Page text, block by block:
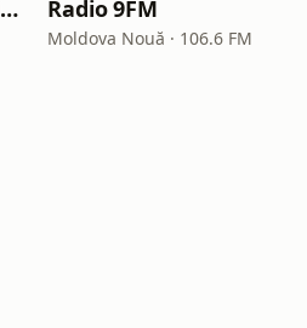
Radio Vocea Creștinilor Radio 9FM
Moldova Nouă · 106.6 FM